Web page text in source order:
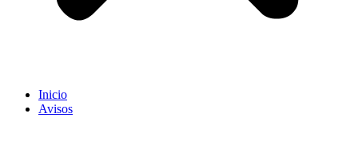
Inicio
Avisos